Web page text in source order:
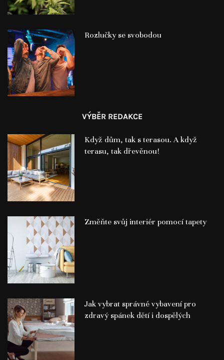
Rozlučky se svobodou
VÝBĚR REDAKCE
Když dům, tak s terasou. A když
terasu, tak dřevěnou!
Změňte svůj interiér pomocí tapety
Jak vybrat správné vybavení pro
zdravý spánek dětí i dospělých